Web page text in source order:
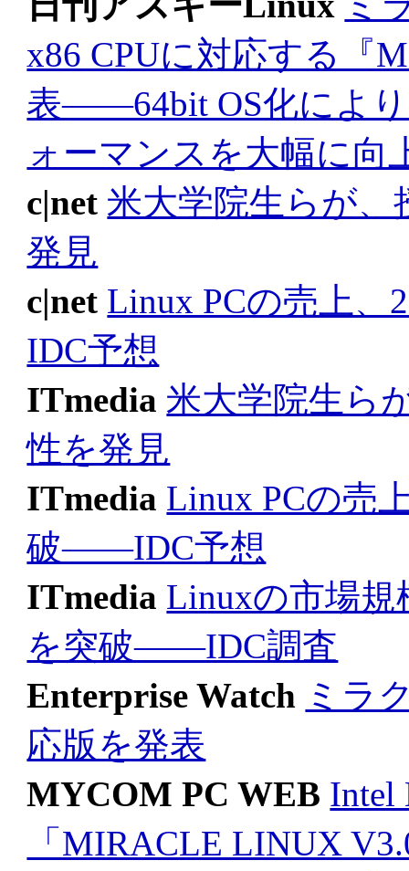
x86 CPUに対応する『
表――64bit OS化によ
ォーマンスを大幅に向
c|net 米大学院生らが、
発見
c|net Linux PCの売上、
IDC予想
ITmedia 米大学院生ら
性を発見
ITmedia Linux PCの売
破――IDC予想
ITmedia Linuxの市場規
を突破――IDC調査
Enterprise Watch ミラ
応版を発表
MYCOM PC WEB Intel
「MIRACLE LINUX